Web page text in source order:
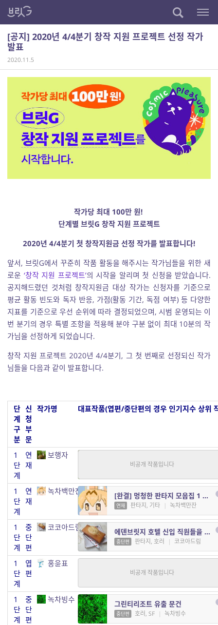
[공지] 2020년 4/4분기 창작 지원 프로젝트 선정 작가
발표
2020.11.5
작가당 최대 100만 원!
단계별 브릿G 창작 지원 프로젝트
2020년 4/4분기 첫 창작지원금 선정 작가를 발표합니다!
앞서, 브릿G에서 꾸준히 작품 활동을 해주시는 작가님들을 위한 새
로운 ‘창작 지원 프로젝트’의 시작을 알리며 첫 신청을 받았습니다.
공지해드렸던 것처럼 창작지원금 대상 작가는 신청자를 기준으로
평균 활동 빈도와 독자 반응, 가점(활동 기간, 독점 여부) 등 다양한
지표를 기준으로 우선 순위에 따라 결정되었으며, 시범 운영되는 이
번 분기의 경우 특별 조항을 적용해 분야 구분 없이 최대 10분의 작
가님을 선정하게 되었습니다.
창작 지원 프로젝트 2020년 4/4분기, 그 첫 번째로 선정되신 작가
님들을 다음과 같이 발표합니다.
단
계
구
분
신
청
부
문
작가명 대표작품(엽편/중단편의 경우 인기지수 상위
1
단
계
연
재
보행자 삼국지몽
SF, 역사 | 보행자
1
단
계
연
재
녹차백만잔 [완결] 멍청한 판타지 모음집 1 ~ 300
연재 판타지, 기타 | 녹차백만잔
1
단
계
중
단
편
코코아드림 에덴브릿지 호텔 신입 직원들을 위한 행동지침서
중단편 판타지, 호러 | 코코아드림
1
단
계
엽
편
홍윤표 학급 회의
호러 | 홍윤표
1
단
계
중
단
편
녹차빙수 그린티리조트 유출 문건
중단편 호러, SF | 녹차빙수